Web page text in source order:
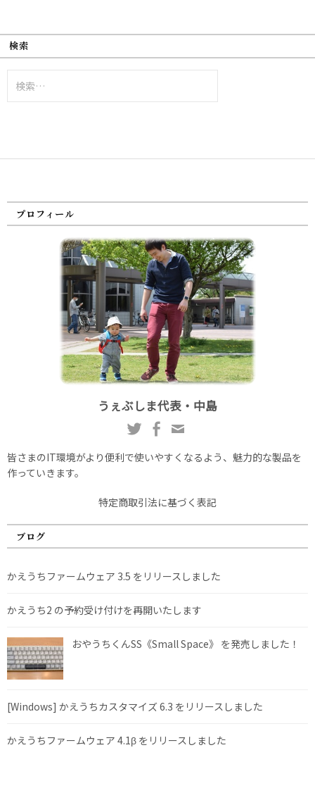
検索
索:
プロフィール
うぇぶしま代表・中島
皆さまのIT環境がより便利で使いやすくなるよう、魅力的な製品を
作っていきます。
特定商取引法に基づく表記
ブログ
かえうちファームウェア 3.5 をリリースしました
かえうち2 の予約受け付けを再開いたします
おやうちくんSS《Small Space》 を発売しました！
[Windows] かえうちカスタマイズ 6.3 をリリースしました
かえうちファームウェア 4.1β をリリースしました